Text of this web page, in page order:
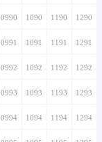
0990 1090 1190 1290
0991 1091 1191 1291
0992 1092 1192 1292
0993 1093 1193 1293
0994 1094 1194 1294